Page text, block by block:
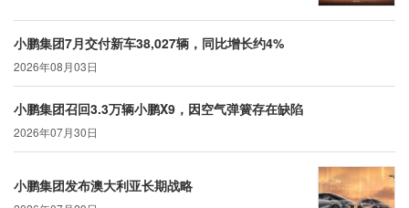
小鹏集团7月交付新车38,027辆，同比增长约4%
2026年08月03日
小鹏集团召回3.3万辆小鹏X9，因空气弹簧存在缺陷
2026年07月30日
小鹏集团发布澳大利亚长期战略